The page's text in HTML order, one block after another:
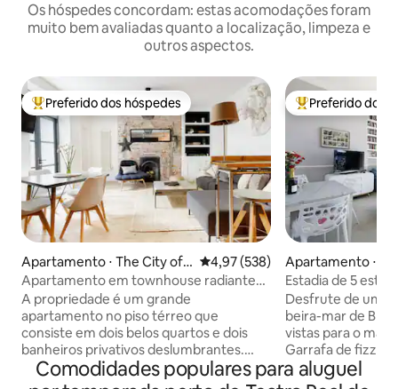
Os hóspedes concordam: estas acomodações foram
muito bem avaliadas quanto a localização, limpeza e
outros aspectos.
Entre os melhores preferidos dos hóspedes
Preferido dos hóspedes
Apartamento ⋅ The City of
Brighton and Hove
4,97 de uma avaliação média de
4,97 (538)
Apartamento em townhouse radiante
perto de Seven Dials
A propriedade é um grande
apartamento no piso térreo que
consiste em dois belos quartos e dois
banheiros privativos deslumbrantes.
Tem uma espaçosa sala de estar e
cozinha em plano aberto calorosas e
Entre os
Preferido dos
Apartamento ⋅
Estadia de 5
para o mar,
Desfrute de uma
beira-mar de
vistas para o mar
Garrafa de fizz na
estresse/
de Brighton com
Comodidades populares para aluguel